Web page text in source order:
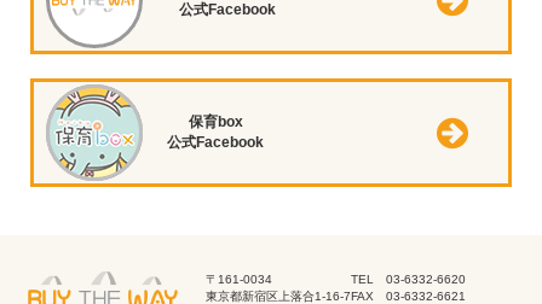
公式Facebook
保育box
公式Facebook
〒161-0034
東京都新宿区上落合1-16-7
TEL 03-6332-6620
FAX 03-6332-6621